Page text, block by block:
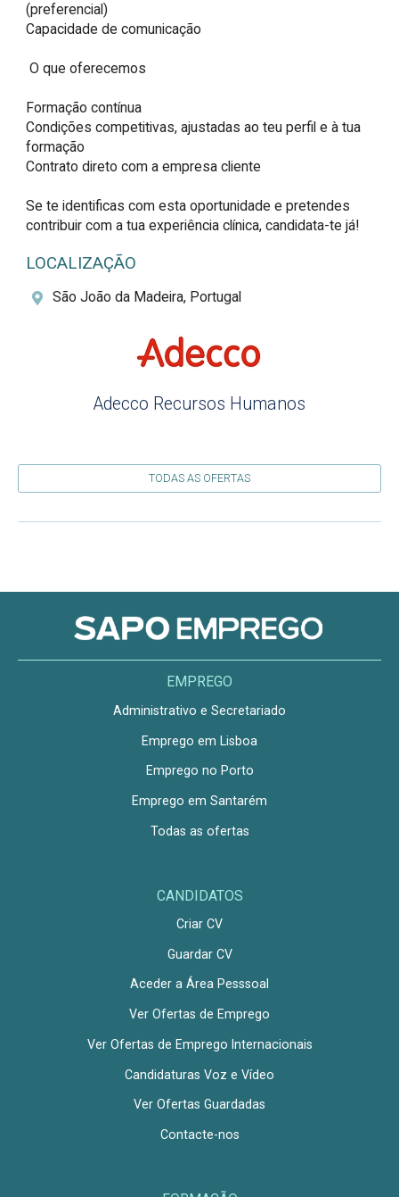
(preferencial)
Capacidade de comunicação
O que oferecemos
Formação contínua
Condições competitivas, ajustadas ao teu perfil e à tua
formação
Contrato direto com a empresa cliente
Se te identificas com esta oportunidade e pretendes
contribuir com a tua experiência clínica, candidata-te já!
LOCALIZAÇÃO
São João da Madeira, Portugal
Adecco Recursos Humanos
TODAS AS OFERTAS
EMPREGO
Administrativo e Secretariado
Emprego em Lisboa
Emprego no Porto
Emprego em Santarém
Todas as ofertas
CANDIDATOS
Criar CV
Guardar CV
Aceder a Área Pesssoal
Ver Ofertas de Emprego
Ver Ofertas de Emprego Internacionais
Candidaturas Voz e Vídeo
Ver Ofertas Guardadas
Contacte-nos